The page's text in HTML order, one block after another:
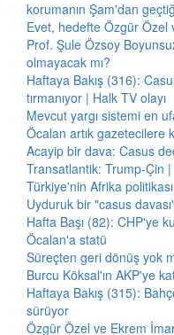
korumanın Şam'dan
Evet, hedefte Özgür Özel
Prof. Şule Özsoy
olmayacak mı?
Haftaya Bakış (316):
tırmanıyor | Halk TV olayı
Mevcut yargı sistemi en
Öcalan artık gazetecilere
Acayip bir dava: Casus
Transatlantik: Trump-Çin
Türkiye'nin Afrika politikası
Uyduruk bir "casus
Hafta Başı (82): CHP'ye
Öcalan'a statü
Süreçten geri dönüş yok
Burcu Köksal'ın AKP'ye
Haftaya Bakış (315):
sürüyor
Özgür Özel ve Ekrem